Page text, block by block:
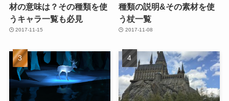
材の意味は？その種類を使
うキャラ一覧も必見
2017-11-15
種類の説明&その素材を使
う杖一覧
2017-11-08